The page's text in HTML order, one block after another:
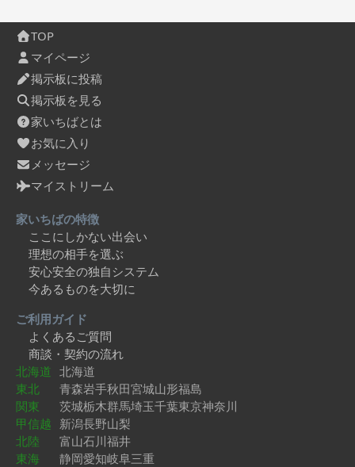
TOP
マイページ
掲示板に投稿
掲示板を見る
家いちばとは
お気に入り
メッセージ
マイストリーム
家いちばの特徴
ここにしかない出会い
理想の相手を選ぶ
安心安全の独自システム
今あるものを大切に
ご利用ガイド
よくあるご質問
商談・契約の流れ
北海道 北海道
東北
青森岩手秋田宮城山形福島
関東
茨城栃木群馬埼玉千葉東京神奈川
甲信越 新潟長野山梨
北陸
富山石川福井
東海
静岡愛知岐阜三重